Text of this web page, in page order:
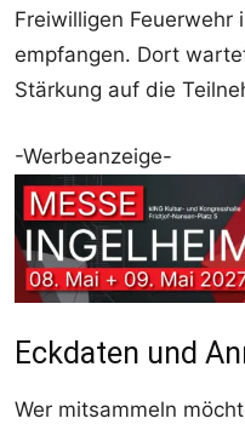
Freiwilligen
empfangen. Dort
Stärkung auf die
-Werbeanzeige-
Eckdaten und
Wer mitsammeln